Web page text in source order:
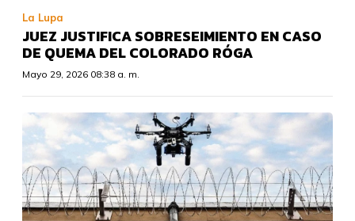
La Lupa
JUEZ JUSTIFICA SOBRESEIMIENTO EN CASO
DE QUEMA DEL COLORADO RÓGA
Mayo 29, 2026 08:38 a. m.